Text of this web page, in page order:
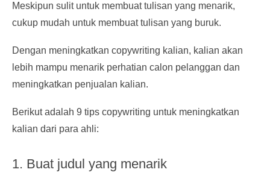
Meskipun sulit untuk membuat tulisan yang menarik,
cukup mudah untuk membuat tulisan yang buruk.
Dengan meningkatkan copywriting kalian, kalian akan
lebih mampu menarik perhatian calon pelanggan dan
meningkatkan penjualan kalian.
Berikut adalah 9 tips copywriting untuk meningkatkan
kalian dari para ahli:
1. Buat judul yang menarik